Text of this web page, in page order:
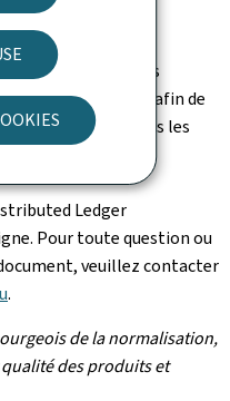
de
Il vise
du marché dans les
technique liées, afin de
nationaux dans les
Ledger
Pour toute question ou
veuillez contacter
.
de la normalisation,
des produits et